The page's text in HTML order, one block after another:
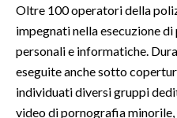
INSULARITÀ
INFO AZIENDE
Oltre 100 operatori della
impegnati nella esecuzione
personali e informatiche.
eseguite anche sotto
individuati diversi gruppi
video di pornografia